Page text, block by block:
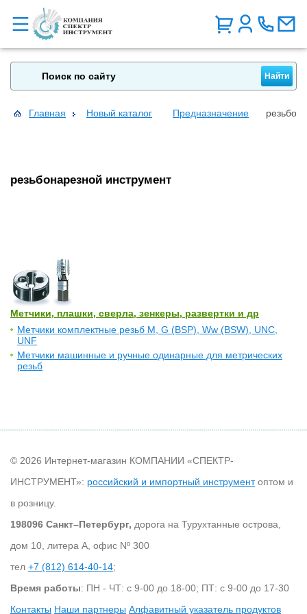
Главная Новый каталог Предназначение
резьбонарезной инструмент
Метчики, плашки, сверла, зенкеры, развертки и др
Метчики комплектные резьб М, G (BSP), Ww (BSW), UNC,
UNF
Метчики машинные и ручные одинарные для метрических
резьб
© 2026 Интернет-магазин КОМПАНИИ «СПЕКТР-
ИНСТРУМЕНТ»: российский и импортный инструментоптом и
в розницу.
198096 Санкт–Петербург, дорога на Турухтанные острова,
дом 10, литера А, офис Nº 300
тел +7 (812) 614-40-14;
Время работы: ПН - ЧТ: с 9-00 до 18-00; ПТ: с 9-00 до 17-30
Контакты Наши партнеры Алфавитный указатель продуктов